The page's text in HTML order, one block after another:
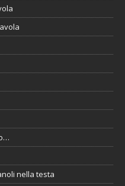
nella testa